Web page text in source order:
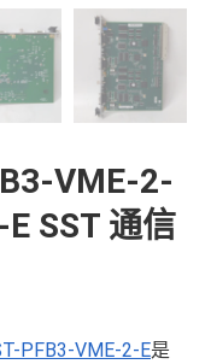
VME-2-
SST 通信
PFB3-VME-2-E是